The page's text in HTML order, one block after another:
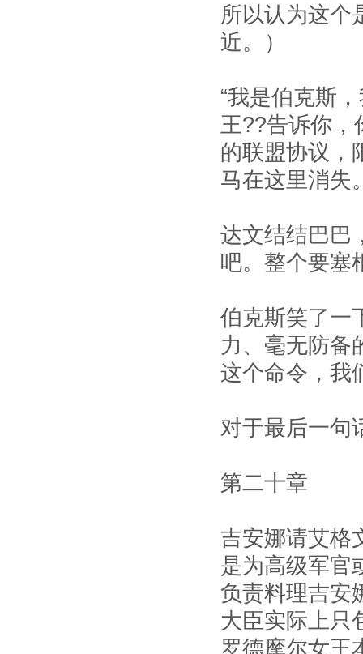
所以认为这个
近。）
“我是伯克斯
王??告诉你，
的联盟协议，
马在这里消失
达文结结巴巴
吧。整个要塞
伯克斯笑了一
力、毫无防备
这个命令，我
对于最后一句
第二十章
吉安娜请艾格
是为高级军官
负责料理吉安
大臣实际上只
罗德摩尔女王